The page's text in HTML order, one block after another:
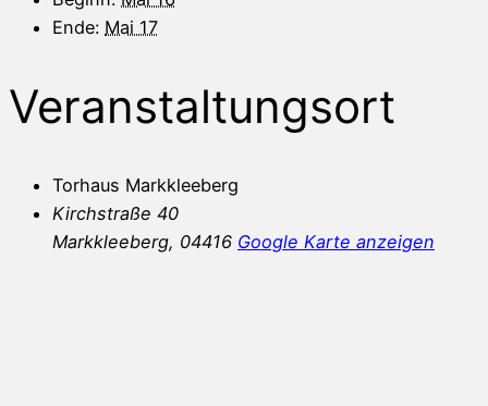
Ende: Mai 17
Veranstaltungsort
Torhaus Markkleeberg
Kirchstraße 40
Markkleeberg, 04416 Google Karte anzeigen